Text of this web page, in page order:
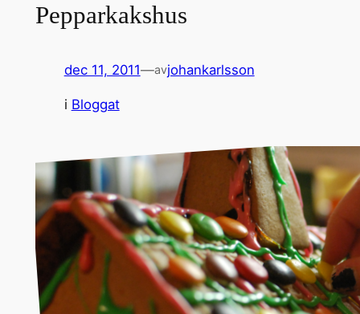
Pepparkakshus
dec 11, 2011—avjohankarlsson
i Bloggat